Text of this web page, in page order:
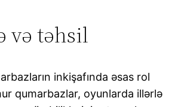
və təhsil
inkişafında əsas rol
qumarbazlar, oyunlarda illərlə